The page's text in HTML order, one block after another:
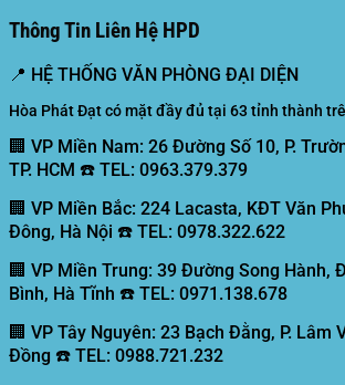
Thông Tin Liên Hệ HPD
📍 HỆ THỐNG VĂN PHÒNG ĐẠI DIỆN
Hòa Phát Đạt có mặt đầy đủ tại 63 tỉnh thành
🏢 VP Miền Nam: 26 Đường Số 10, P.
TP. HCM ☎️ TEL: 0963.379.379
🏢 VP Miền Bắc: 224 Lacasta, KĐT Văn
Đông, Hà Nội ☎️ TEL: 0978.322.622
🏢 VP Miền Trung: 39 Đường Song Hành,
Bình, Hà Tĩnh ☎️ TEL: 0971.138.678
🏢 VP Tây Nguyên: 23 Bạch Đằng, P. Lâm
Đồng ☎️ TEL: 0988.721.232